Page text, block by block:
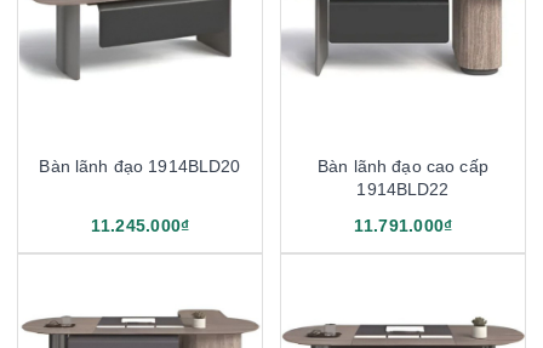
Bàn lãnh đạo 1914BLD20
11.245.000₫
Bàn lãnh đạo cao cấp
1914BLD22
11.791.000₫